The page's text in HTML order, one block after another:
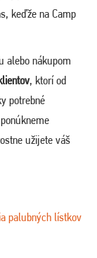
keďže na Camp
alebo nákupom
, ktorí od
potrebné
užijete váš
palubných lístkov